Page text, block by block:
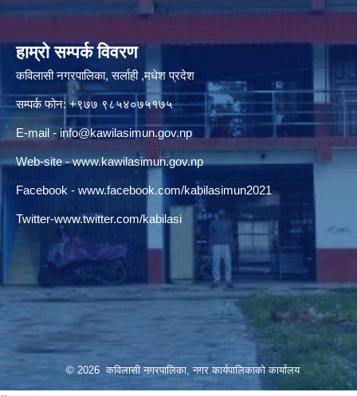
हाम्रो सम्पर्क विवरण
कविलासी नगरपालिका, सर्लाही ,मधेश प्रदेश
सम्पर्क फोन: +९७७ ९८५४०७५१७५
E-mail -info@kawilasimun.gov.np
Web-site -www.kawilasimun.gov.np
Facebook - www.facebook.com/kabilasimun2021
Twitter-www.twitter.com/kabilasi
© 2026 कविलासी नगरपालिका, नगर कार्यपालिकाको कार्यालय